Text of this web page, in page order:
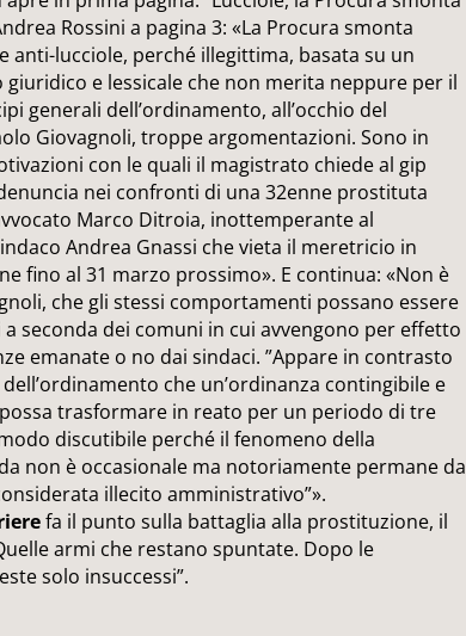
Rossini a pagina 3: «La Procura smonta
anti-lucciole, perché illegittima, basata su un
e lessicale che non merita neppure per il
generali dell’ordinamento, all’occhio del
Giovagnoli, troppe argomentazioni. Sono in
con le quali il magistrato chiede al gip
nei confronti di una 32enne prostituta
Marco Ditroia, inottemperante al
Andrea Gnassi che vieta il meretricio in
fino al 31 marzo prossimo». E continua: «Non è
che gli stessi comportamenti possano essere
seconda dei comuni in cui avvengono per effetto
emanate o no dai sindaci. ”Appare in contrasto
che un’ordinanza contingibile e
trasformare in reato per un periodo di tre
discutibile perché il fenomeno della
non è occasionale ma notoriamente permane da
illecito amministrativo”».
fa il punto sulla battaglia alla prostituzione, il
armi che restano spuntate. Dopo le
solo insuccessi”.